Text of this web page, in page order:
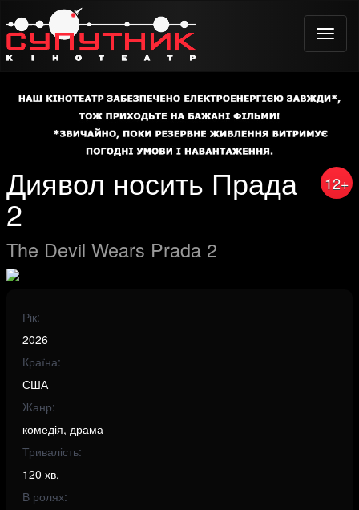
Toggle
12+
Диявол носить Прада
2
The Devil Wears Prada 2
Рік:
2026
Країна:
США
Жанр:
комедія, драма
Тривалість:
120 хв.
В ролях: